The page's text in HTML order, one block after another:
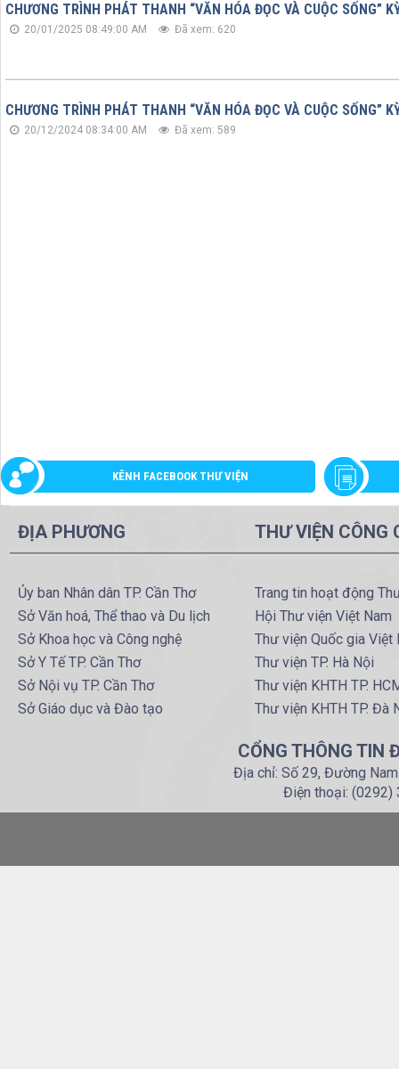
CHƯƠNG TRÌNH PHÁT THANH “VĂN HÓA ĐỌC VÀ CUỘC
20/01/2025 08:49:00 AM Đã xem: 620
CHƯƠNG TRÌNH PHÁT THANH “VĂN HÓA ĐỌC VÀ CUỘC
20/12/2024 08:34:00 AM Đã xem: 589
KÊNH FACEBOOK THƯ VIỆN
ĐỊA PHƯƠNG
Ủy ban Nhân dân TP. Cần Thơ
Sở Văn hoá, Thể thao và Du lịch
Sở Khoa học và Công nghệ
Sở Y Tế TP. Cần Thơ
Sở Nội vụ TP. Cần Thơ
Sở Giáo dục và Đào tạo
THƯ VIỆN CÔNG
Trang tin hoạt động
Hội Thư viện Việt Nam
Thư viện Quốc gia Việt
Thư viện TP. Hà Nội
Thư viện KHTH TP.
Thư viện KHTH TP. Đà
CỔNG THÔNG TIN
Địa chỉ: Số 29, Đường
Điện thoại: (0292)